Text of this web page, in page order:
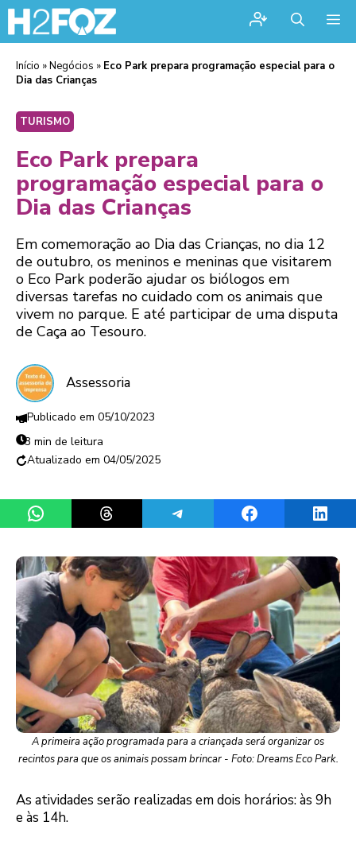
Início »Negócios » Eco Park prepara programação especial para o
Dia das Crianças
TURISMO
Eco Park prepara
programação especial para o
Dia das Crianças
Em comemoração ao Dia das Crianças, no dia 12
de outubro, os meninos e meninas que visitarem
o Eco Park poderão ajudar os biólogos em
diversas tarefas no cuidado com os animais que
vivem no parque. E até participar de uma disputa
de Caça ao Tesouro.
Assessoria
05/10/2023
3 min de leitura
04/05/2025
Share on WhatsAppShare on ThreadsShare on TelegramShare on Facebook
A primeira ação programada para a criançada será organizar os
recintos para que os animais possam brincar - Foto: Dreams Eco Park.
As atividades serão realizadas em dois horários: às 9h
e às 14h.